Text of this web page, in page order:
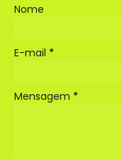
Nome
E-mail *
Mensagem *